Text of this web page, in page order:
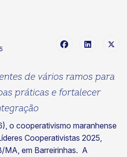
de vários ramos para
práticas e fortalecer
o cooperativismo maranhense
Cooperativistas 2025,
MA, em Barreirinhas. A